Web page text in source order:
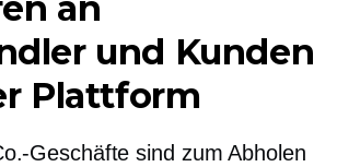
und Kunden
Plattform
Geschäfte sind zum Abholen